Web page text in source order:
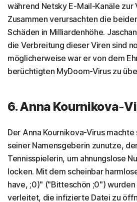
während Netsky E-Mail-Kanäle
Zusammen verursachten die
Schäden in Milliardenhöhe.
die Verbreitung dieser Viren sind
möglicherweise war er von dem
berüchtigten MyDoom-Virus zu
6. Anna Kournikova-
Der Anna Kournikova-Virus
seiner Namensgeberin zunutze,
Tennisspielerin, um ahnungslose
locken. Mit dem scheinbar
have, ;0)" ("Bitteschön ;0")
verleitet, die infizierte Datei zu